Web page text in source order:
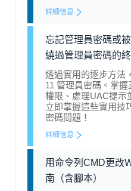
詳細信息
忘記管理員密碼或
繞過管理員密碼的
透過實用的逐步方法
11 管理員密碼。掌
權限、處理UAC提示
立即掌握這些實用技
密碼問題！
詳細信息
用命令列CMD更改
南（含腳本）